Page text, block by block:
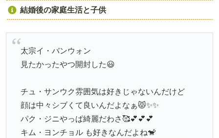
結婚後の家庭生活と子供
太宗イ・バンウォン
見たかったやつ開封した😃
チュ・サンウク雰囲気は好きじゃないんだけど
顔は中々シブくて良いんだよなぁ😾✨✨
パク・ジニやっぱ綺麗だわさ🥰💕💕💕
キム・ヨンチョル も好きなんだよね🐒